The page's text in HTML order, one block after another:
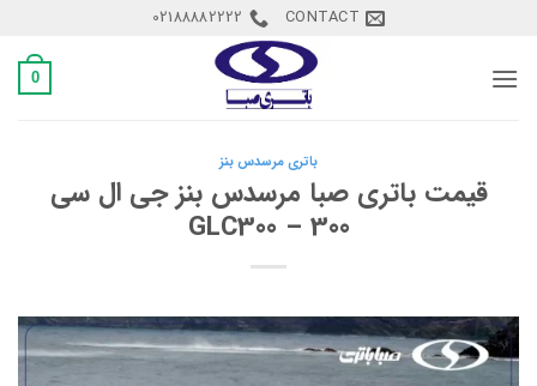
content
CONTACT
02188882222
0
باتری مرسدس بنز
قیمت باتری صبا مرسدس بنز جی ال سی
300 – GLC300